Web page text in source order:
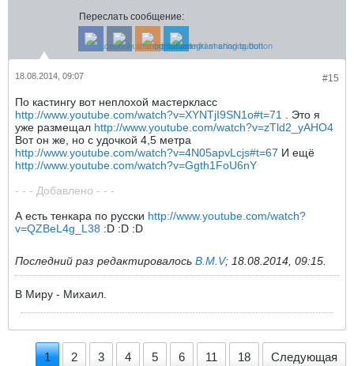
Переслать сообщение:
#15
18.08.2014, 09:07
По кастингу вот неплохой мастеркласс
http://www.youtube.com/watch?v=XYNTjI9SN1o#t=71
. Это я
уже размещал http://www.youtube.com/watch?v=zTld2_yAHO4
Вот он же, но с удочкой 4,5 метра
http://www.youtube.com/watch?v=4N05apvLcjs#t=67 И ещё
http://www.youtube.com/watch?v=Ggth1FoU6nY
- - - Добавлено - - -
А есть тенкара по русски http://www.youtube.com/watch?
v=QZBeL4g_L38 :D :D :D
Последний раз редактировалось B.M.V; 18.08.2014, 09:15
В Миру - Михаил.
1 2 3 4 5 6 11 18 Следующая